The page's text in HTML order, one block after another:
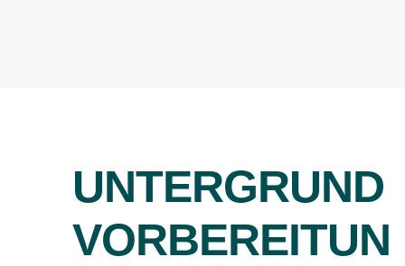
UNTERGRUND
VORBEREITUN